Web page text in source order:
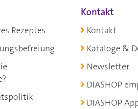
Rezeptes
Kontakt
Kontakt
Kataloge &
Newsletter
DIASHOP
DIASHOP